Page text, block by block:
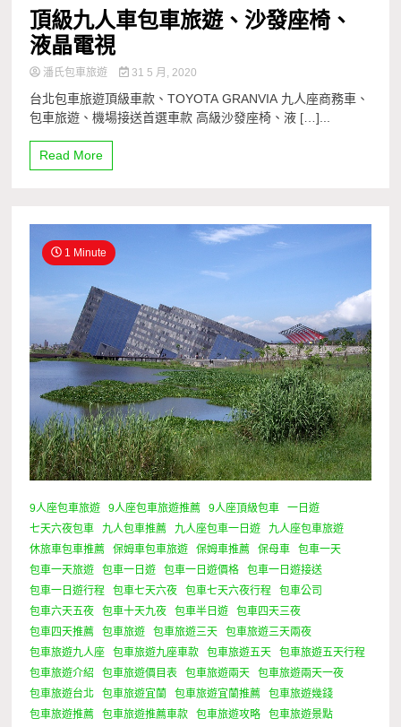
頂級九人車包車旅遊、沙發座椅、
液晶電視
潘氏包車旅遊 31 5 月, 2020
台北包車旅遊頂級車款、TOYOTA GRANVIA 九人座商務車、
包車旅遊、機場接送首選車款 高級沙發座椅、液 […]...
Read More
1 Minute
9人座包車旅遊 9人座包車旅遊推薦 9人座頂級包車
一日遊
七天六夜包車
九人包車推薦 九人座包車一日遊
九人座包車旅遊
休旅車包車推薦
保姆車包車旅遊 保姆車推薦 保母車
包車一天
包車一天旅遊
包車一日遊 包車一日遊價格
包車一日遊接送
包車一日遊行程
包車七天六夜 包車七天六夜行程
包車公司
包車六天五夜
包車十天九夜 包車半日遊
包車四天三夜
包車四天推薦
包車旅遊 包車旅遊三天
包車旅遊三天兩夜
包車旅遊九人座
包車旅遊九座車款 包車旅遊五天
包車旅遊五天行程
包車旅遊介紹
包車旅遊價目表 包車旅遊兩天
包車旅遊兩天一夜
包車旅遊台北
包車旅遊宜蘭 包車旅遊宜蘭推薦
包車旅遊幾錢
包車旅遊推薦
包車旅遊推薦車款 包車旅遊攻略
包車旅遊景點